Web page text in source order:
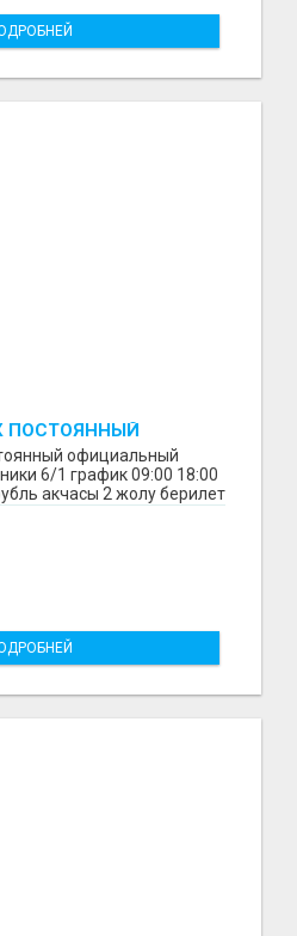
ПОСТОЯННЫЙ
официальный
6/1 график 09:00 18:00
акчасы 2 жолу берилет